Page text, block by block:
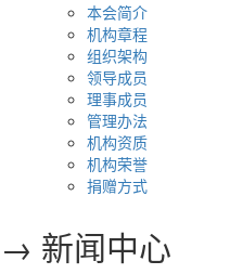
本会简介
机构章程
组织架构
领导成员
理事成员
管理办法
机构资质
机构荣誉
捐赠方式
→ 新闻中心